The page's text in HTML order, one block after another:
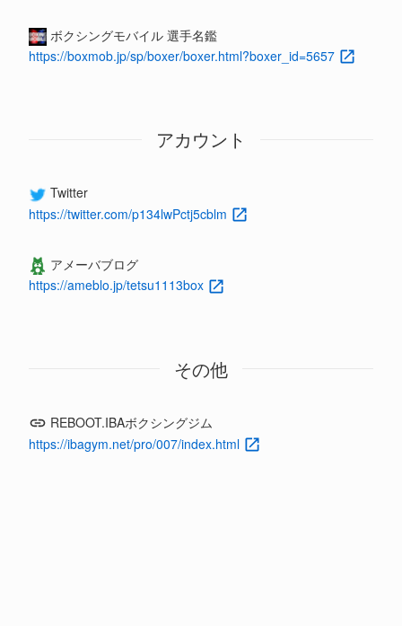
ボクシングモバイル 選手名鑑
https://boxmob.jp/sp/boxer/boxer.html?boxer_id=5657
アカウント
Twitter
https://twitter.com/p134lwPctj5cblm
アメーバブログ
https://ameblo.jp/tetsu1113box
その他
REBOOT.IBAボクシングジム
https://ibagym.net/pro/007/index.html